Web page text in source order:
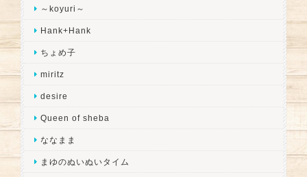
～koyuri～
Hank+Hank
ちょめ子
miritz
desire
Queen of sheba
ななまま
まゆのぬいぬいタイム